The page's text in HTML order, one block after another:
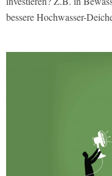
bessere Hochwasser-